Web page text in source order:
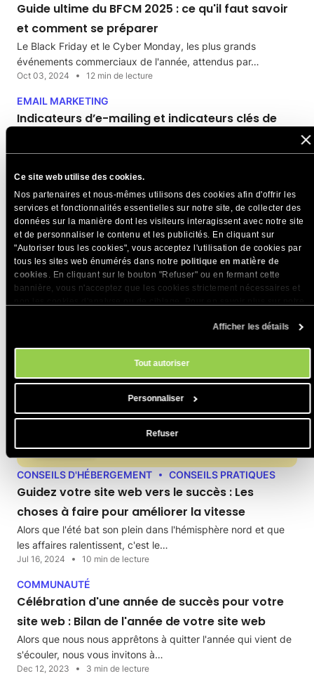
Ce site web utilise des cookies.
Nos partenaires et nous-mêmes utilisons des cookies afin d'offrir les
services et fonctionnalités essentielles sur notre site, de collecter des
données sur la manière dont les visiteurs interagissent avec notre site
et de personnaliser le contenu et les publicités. En cliquant sur
"Autoriser tous les cookies", vous acceptez l'utilisation de cookies par
tous les sites web énumérés dans notre politique en matière de
cookies . En cliquant sur le bouton "Refuser" ou en fermant cette
bannière, vous n'acceptez que les cookies strictement nécessaires et
. Vous pouvez gérer vos préférences en matière de cookies
Afficher les détails
Tout autoriser
Personnaliser
Refuser
Guide ultime du BFCM 2025 : ce qu'il faut savoir
et comment se préparer
Le Black Friday et le Cyber Monday, les plus grands
événements commerciaux de l'année, attendus par…
Oct 03, 2024 12 min de lecture
EMAIL MARKETING
Indicateurs d’e-mailing et indicateurs clés de
réussite
Vous souhaitez améliorer les résultats de votre entreprise ou
d’un projet que vous êtes en train…
Oct 02, 2024 15 min de lecture
CONSEILS D'HÉBERGEMENT
CONSEILS PRATIQUES
EMAIL MARKETING
Comment créer une stratégie d'email marketing
Vous cherchez un moyen direct d'entrer en contact avec
votre public? L'email marketing est peut-être la…
CONSEILS D'HÉBERGEMENT CONSEILS PRATIQUES
Guidez votre site web vers le succès : Les
choses à faire pour améliorer la vitesse
Alors que l'été bat son plein dans l'hémisphère nord et que
les affaires ralentissent, c'est le…
Jul 16, 2024 10 min de lecture
COMMUNAUTÉ
Célébration d'une année de succès pour votre
site web : Bilan de l'année de votre site web
Alors que nous nous apprêtons à quitter l'année qui vient de
s'écouler, nous vous invitons à…
Dec 12, 2023 3 min de lecture